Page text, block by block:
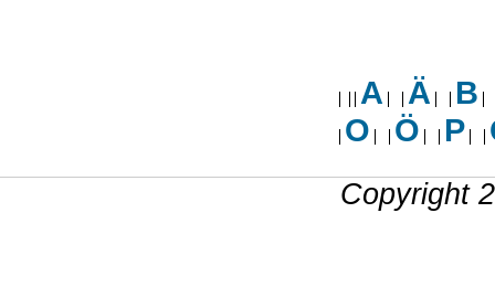
A Ä
B
O
Ö P
Copyright